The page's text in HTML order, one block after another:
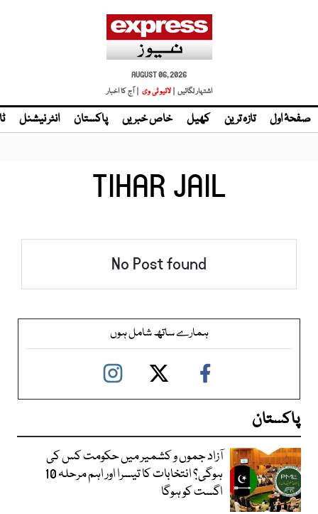
AUGUST 06, 2026
اشتہار لگائیں | لائیو ٹی وی | آج کا اخبار
صفحۂ اول تازہ ترین کھیل خاص خبریں پاکستان انٹر نیشنل
TIHAR JAIL
No Post found
ہمارے ساتھ شامل ہوں
پاکستان
آزاد جموں و کشمیر میں حکومت کس کی
ہوگی؟ انتخابات کا تیسرا اور اہم مرحلہ 10
اگست کو ہوگا